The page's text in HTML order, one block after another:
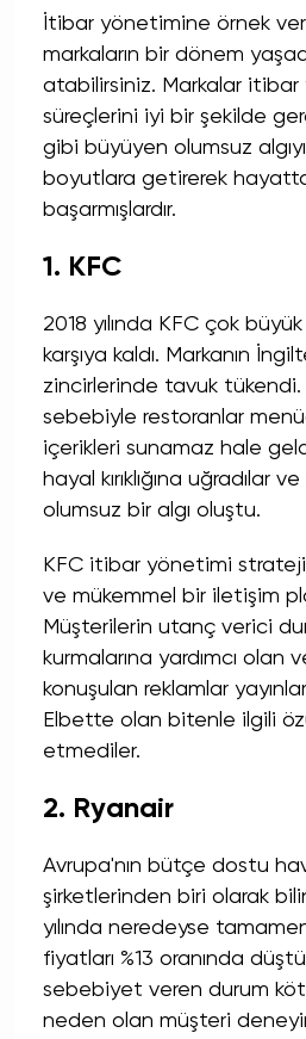
İtibar yönetimine örnek
markaların bir dönem
atabilirsiniz. Markalar
süreçlerini iyi bir şekilde
gibi büyüyen olumsuz
boyutlara getirerek hayatta
başarmışlardır.
1. KFC
2018 yılında KFC çok
karşıya kaldı. Markanın
zincirlerinde tavuk tükendi.
sebebiyle restoranlar
içerikleri sunamaz hale
hayal kırıklığına uğradılar
olumsuz bir algı oluştu.
KFC itibar yönetimi
ve mükemmel bir iletişim
Müşterilerin utanç verici
kurmalarına yardımcı olan
konuşulan reklamlar
Elbette olan bitenle ilgili
etmediler.
2. Ryanair
Avrupa'nın bütçe dostu
şirketlerinden biri olarak
yılında neredeyse
fiyatları %13 oranında
sebebiyet veren durum
neden olan müşteri